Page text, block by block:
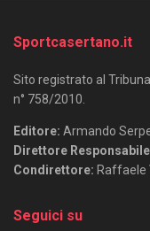
Sportcasertano.it
Sito registrato al
n° 758/2010.
Editore: Armando
Direttore
Condirettore: Raffaele
Seguici su